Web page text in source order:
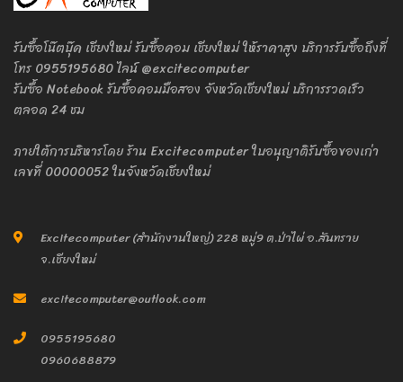
รับซื้อโน๊ตบุ๊ค เชียงใหม่ รับซื้อคอม เชียงใหม่ ให้ราคาสูง บริการรับซื้อถึงที่
โทร 0955195680 ไลน์ @excitecomputer
รับซื้อ Notebook รับซื้อคอมมือสอง จังหวัดเชียงใหม่ บริการรวดเร็ว
ตลอด 24 ชม
ภายใต้การบริหารโดย ร้าน Excitecomputer ใบอนุญาติรับซื้อของเก่า
เลขที่ 00000052 ในจังหวัดเชียงใหม่
Excitecomputer (สำนักงานใหญ่) 228 หมู่9 ต.ป่าไผ่ อ.สันทราย
จ.เชียงใหม่
excitecomputer@outlook.com
0955195680
0960688879